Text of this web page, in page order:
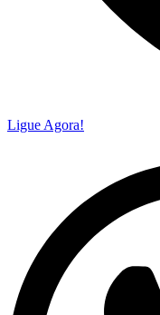
Ligue Agora!